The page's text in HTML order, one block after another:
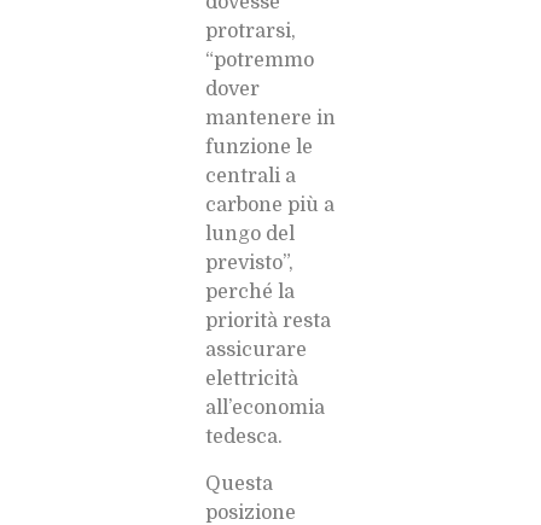
protrarsi,
“potremmo
dover
mantenere in
funzione le
centrali a
carbone più a
lungo del
previsto”,
perché la
priorità resta
assicurare
elettricità
all’economia
tedesca.
Questa
posizione